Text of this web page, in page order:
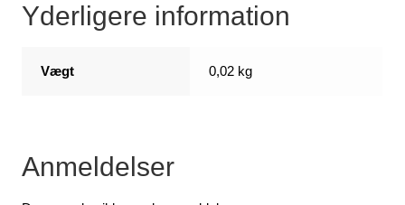
Yderligere information
Vægt 0,02 kg
Anmeldelser